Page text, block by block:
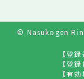
© Nasukogen
【登録
【登録
【有効